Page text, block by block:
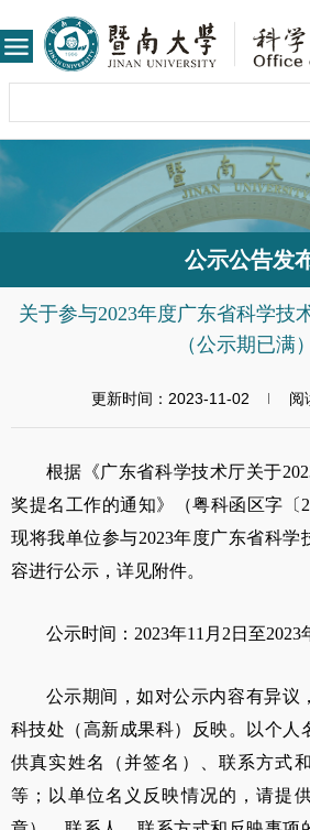
公示公告发
关于参与2023年度广东省科学技
（公示期已满）
更新时间：2023-11-02 阅
根据《广东省科学技术厅关于
奖提名工作的通知》（粤科函区字〔
现将我单位参与2023年度广东省科学
容进行公示，详见附件。
公示时间： 2023年11 月 2 日至2023
公示期间，如对公示内容有异议
科技处（高新成果科）反映。以个人
供真实姓名（并签名）、联系方式
等；以单位名义反映情况的，请提